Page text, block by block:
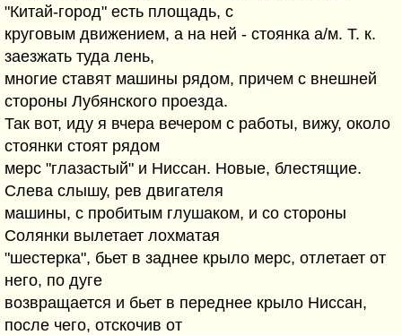
"Китай-город" есть площадь, с
круговым движением, а на ней - стоянка а/м. Т. к.
заезжать туда лень,
многие ставят машины рядом, причем с внешней
стороны Лубянского проезда.
Так вот, иду я вчера вечером с работы, вижу, около
стоянки стоят рядом
мерс "глазастый" и Ниссан. Новые, блестящие.
Слева слышу, рев двигателя
машины, с пробитым глушаком, и со стороны
Солянки вылетает лохматая
"шестерка", бьет в заднее крыло мерс, отлетает от
него, по дуге
возвращается и бьет в переднее крыло Ниссан,
после чего, отскочив от